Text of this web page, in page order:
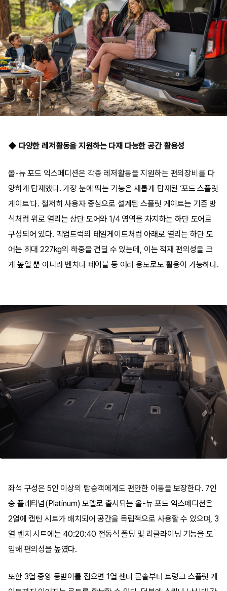
◆ 다양한 레저활동을 지원하는 다재 다능한 공간 활용성
올-뉴 포드 익스페디션은 각종 레저활동을 지원하는 편의장비를 다
양하게 탑재했다. 가장 눈에 띄는 기능은 새롭게 탑재된 ‘포드 스플릿
게이트’다. 철저히 사용자 중심으로 설계된 스플릿 게이트는 기존 방
식처럼 위로 열리는 상단 도어와 1/4 영역을 차지하는 하단 도어로
구성되어 있다. 픽업트럭의 테일게이트처럼 아래로 열리는 하단 도
어는 최대 227kg의 하중을 견딜 수 있는데, 이는 적재 편의성을 크
게 높일 뿐 아니라 벤치나 테이블 등 여러 용도로도 활용이 가능하다.
좌석 구성은 5인 이상의 탑승객에게도 편안한 이동을 보장한다. 7인
승 플래티넘(Platinum) 모델로 출시되는 올-뉴 포드 익스페디션은
2열에 캡틴 시트가 배치되어 공간을 독립적으로 사용할 수 있으며, 3
열 벤치 시트에는 40:20:40 전동식 폴딩 및 리클라이닝 기능을 도
입해 편의성을 높였다.
또한 3열 중앙 등받이를 접으면 1열 센터 콘솔부터 트렁크 스플릿 게